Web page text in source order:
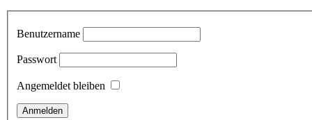
Benutzername
Passwort
Angemeldet bleiben